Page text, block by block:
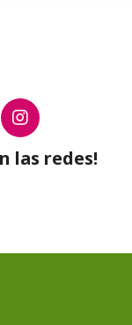
las redes!